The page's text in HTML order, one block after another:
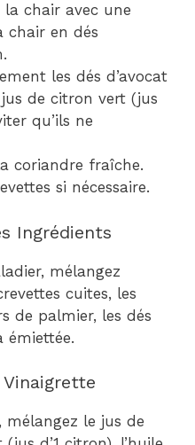
chair avec une
chair en dés
les dés d’avocat
de citron vert (jus
qu’ils ne
coriandre fraîche.
si nécessaire.
Ingrédients
mélangez
cuites, les
de palmier, les dés
émiettée.
le jus de